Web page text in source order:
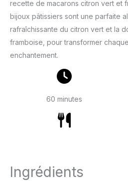
recette de macarons citron vert et
bijoux pâtissiers sont une parfaite
rafraîchissante du citron vert et la
framboise, pour transformer
enchantement.
60 minutes
Ingrédients